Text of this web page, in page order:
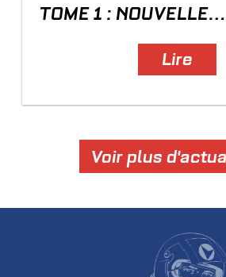
TOME 1 : NOUVELLE
COUVERTURE
Lire
Voir plus